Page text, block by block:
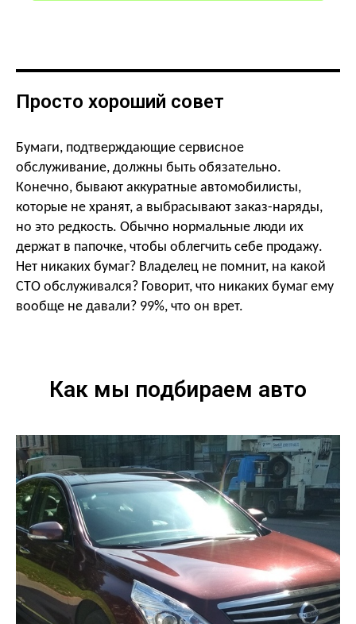
Просто хороший совет
Бумаги, подтверждающие сервисное
обслуживание, должны быть обязательно.
Конечно, бывают аккуратные автомобилисты,
которые не хранят, а выбрасывают заказ-наряды,
но это редкость. Обычно нормальные люди их
держат в папочке, чтобы облегчить себе продажу.
Нет никаких бумаг? Владелец не помнит, на какой
СТО обслуживался? Говорит, что никаких бумаг ему
вообще не давали? 99%, что он врет.
Как мы подбираем авто